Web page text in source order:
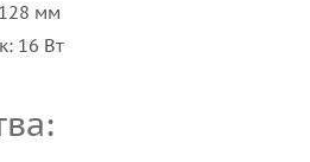
мм
16 Вт